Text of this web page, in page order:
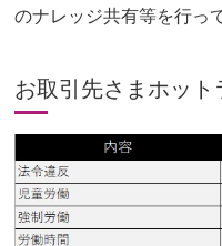
のナレッジ共有等を行っ
お取引先さまホッ